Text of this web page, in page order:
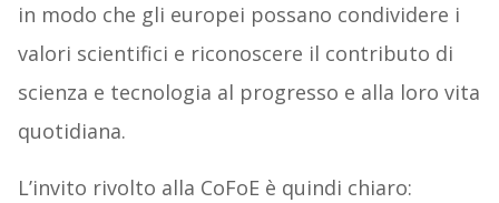
in modo che gli europei possano condividere i
valori scientifici e riconoscere il contributo di
scienza e tecnologia al progresso e alla loro vita
quotidiana.
L’invito rivolto alla CoFoE è quindi chiaro: